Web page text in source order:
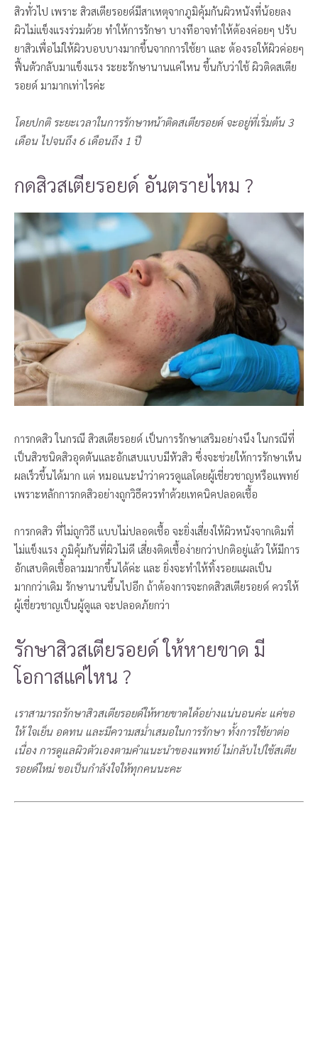
สิวทั่วไป เพราะ สิวสเตียรอยด์มีสาเหตุจากภูมิคุ้มกันผิวหนังที่น้อยลง
ผิวไม่แข็งแรงร่วมด้วย ทำให้การรักษา บางทีอาจทำให้ต้องค่อยๆ ปรับ
ยาสิวเพื่อไม่ให้ผิวบอบบางมากขึ้นจากการใช้ยา และ ต้องรอให้ผิวค่อยๆ
ฟื้นตัวกลับมาแข็งแรง ระยะรักษานานแค่ไหน ขึ้นกับว่าใช้ ผิวติดสเตีย
รอยด์ มามากเท่าไรค่ะ
โดยปกติ ระยะเวลาในการรักษาหน้าติดสเตียรอยด์ จะอยู่ที่เริ่มต้น 3
เดือน ไปจนถึง 6 เดือนถึง 1 ปี
กดสิวสเตียรอยด์ อันตรายไหม ?
การกดสิว ในกรณี สิวสเตียรอยด์ เป็นการรักษาเสริมอย่างนึง ในกรณีที่
เป็นสิวชนิดสิวอุดตันและอักเสบแบบมีหัวสิว ซึ่งจะช่วยให้การรักษาเห็น
ผลเร็วขึ้นได้มาก แต่ หมอแนะนำว่าควรดูแลโดยผู้เชี่ยวชาญหรือแพทย์
เพราะหลักการกดสิวอย่างถูกวิธีควรทำด้วยเทคนิคปลอดเชื้อ
การกดสิว ที่ไม่ถูกวิธี แบบไม่ปลอดเชื้อ จะยิ่งเสี่ยงให้ผิวหนังจากเดิมที่
ไม่แข็งแรง ภูมิคุ้มกันที่ผิวไม่ดี เสี่ยงติดเชื้อง่ายกว่าปกติอยู่แล้ว ให้มีการ
อักเสบติดเชื้อลามมากขึ้นได้ค่ะ และ ยิ่งจะทำให้ทิ้งรอยแผลเป็น
มากกว่าเดิม รักษานานขึ้นไปอีก ถ้าต้องการจะกดสิวสเตียรอยด์ ควรให้
ผู้เชี่ยวชาญเป็นผู้ดูแล จะปลอดภัยกว่า
รักษาสิวสเตียรอยด์ ให้หายขาด มี
โอกาสแค่ไหน ?
เราสามารถรักษาสิวสเตียรอยด์ให้หายขาดได้อย่างแน่นอนค่ะ แค่ขอ
ให้ ใจเย็น อดทน และมีความสม่ำเสมอในการรักษา ทั้งการใช้ยาต่อ
เนื่อง การดูแลผิวตัวเองตามคำแนะนำของแพทย์ ไม่กลับไปใช้สเตีย
รอยด์ใหม่ ขอเป็นกำลังใจให้ทุกคนนะคะ